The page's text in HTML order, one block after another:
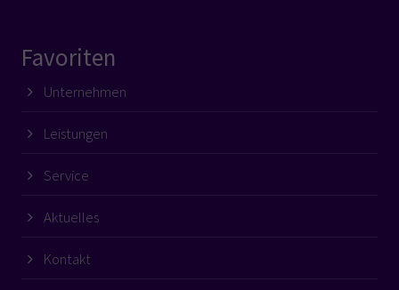
Favoriten
Unternehmen
Leistungen
Service
Aktuelles
Kontakt